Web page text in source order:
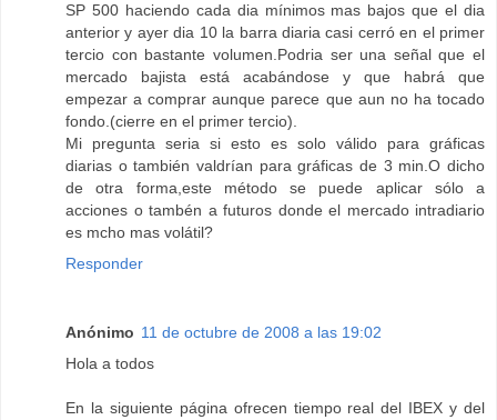
SP 500 haciendo cada dia mínimos mas bajos que el dia
anterior y ayer dia 10 la barra diaria casi cerró en el primer
tercio con bastante volumen.Podria ser una señal que el
mercado bajista está acabándose y que habrá que
empezar a comprar aunque parece que aun no ha tocado
fondo.(cierre en el primer tercio).
Mi pregunta seria si esto es solo válido para gráficas
diarias o también valdrían para gráficas de 3 min.O dicho
de otra forma,este método se puede aplicar sólo a
acciones o tambén a futuros donde el mercado intradiario
es mcho mas volátil?
Responder
Anónimo 11 de octubre de 2008 a las 19:02
Hola a todos
En la siguiente página ofrecen tiempo real del IBEX y del